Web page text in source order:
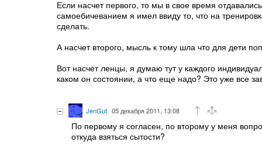
Если насчет первого, то мы в свое время
самоебичеванием я имел ввиду то, что на
сделать.
А насчет второго, мысль к тому шла что для дети
Вот насчет ленцы, я думаю тут у каждого
каком он состоянии, а что еще надо? Это уже все
JenGut 05 декабря 2011, 13:08
По первому я согласен, по второму у меня
откуда взяться сытости?